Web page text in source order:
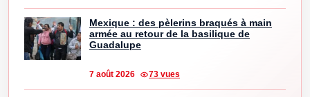
Mexique : des pèlerins braqués à main
armée au retour de la basilique de
Guadalupe
7 août 2026 73 vues